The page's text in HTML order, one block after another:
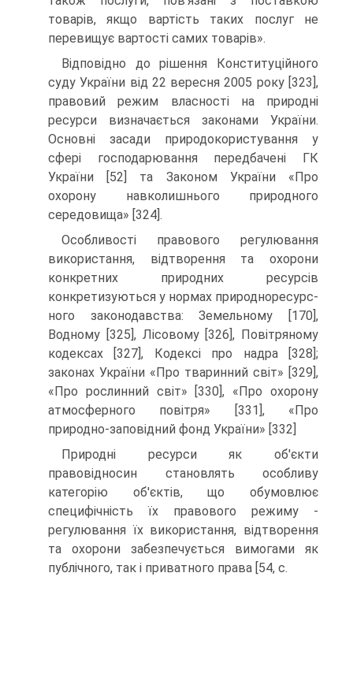
товарів, якщо вартість таких послуг не
перевищує вартості самих то­варів».
Відповідно до рішення Конституційного
суду України від 22 вересня 2005 року [323],
правовий ре­жим власності на природні
ресурси визначається зако­нами України.
Основні засади природокористування у
сфері господарювання передбачені ГК
України [52] та Законом України «Про
охорону навколишнього при­родного
середовища» [324].
Особливості правового регулювання
викорис­тання, відтворення та охорони
конкретних природних ресурсів
конкретизуються у нормах природноресурс­
ного законодавства: Земельному [170],
Водному [325], Лісовому [326], Повітряному
кодексах [327], Кодек­сі про надра [328];
законах України «Про тваринний світ» [329],
«Про рослинний світ» [330], «Про охорону
атмосферного повітря» [331], «Про
природно-заповід­ний фонд України» [332]
Природні ресурси як об'єкти
правовідносин ста­новлять особливу
категорію об'єктів, що обумовлює
специфічність їх правового режиму -
регулювання їх ви­користання, відтворення
та охорони забезпечується ви­могами як
публічного, так і приватного права [54, с.